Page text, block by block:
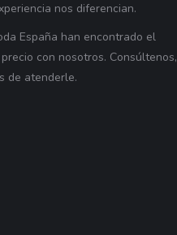
nos diferencian.
España han encontrado el
con nosotros. Consúltenos,
de atenderle.